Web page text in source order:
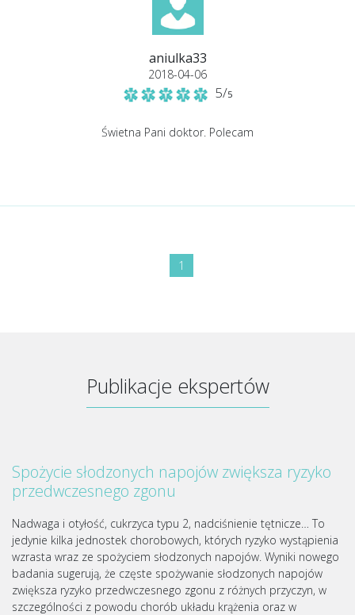
aniulka33
2018-04-06
5/5
Świetna Pani doktor. Polecam
1
Publikacje ekspertów
Spożycie słodzonych napojów zwiększa ryzyko
przedwczesnego zgonu
Nadwaga i otyłość, cukrzyca typu 2, nadciśnienie tętnicze… To
jedynie kilka jednostek chorobowych, których ryzyko wystąpienia
wzrasta wraz ze spożyciem słodzonych napojów. Wyniki nowego
badania sugerują, że częste spożywanie słodzonych napojów
zwiększa ryzyko przedwczesnego zgonu z różnych przyczyn, w
szczególności z powodu chorób układu krążenia oraz w